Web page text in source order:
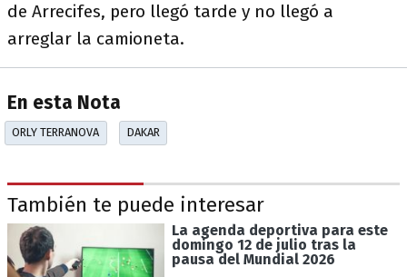
de Arrecifes, pero llegó tarde y no llegó a
arreglar la camioneta.
En esta Nota
ORLY TERRANOVA DAKAR
También te puede interesar
La agenda deportiva para este
domingo 12 de julio tras la
pausa del Mundial 2026